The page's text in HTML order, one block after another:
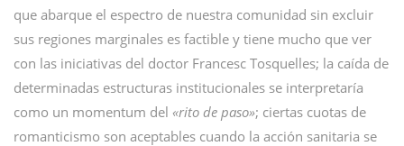
que abarque el espectro de nuestra comunidad sin excluir
sus regiones marginales es factible y tiene mucho que ver
con las iniciativas del doctor Francesc Tosquelles; la caída de
determinadas estructuras institucionales se interpretaría
como un momentum del «rito de paso»; ciertas cuotas de
romanticismo son aceptables cuando la acción sanitaria se